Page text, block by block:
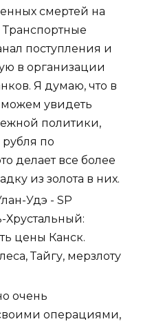
смертей на
Транспортные
поступления и
в организации
Я думаю, что в
увидеть
политики,
рубля по
делает все более
из золота в них.
Удэ - SP
Хрустальный:
цены Канск.
Тайгу, мерзлоту
очень
операциями,